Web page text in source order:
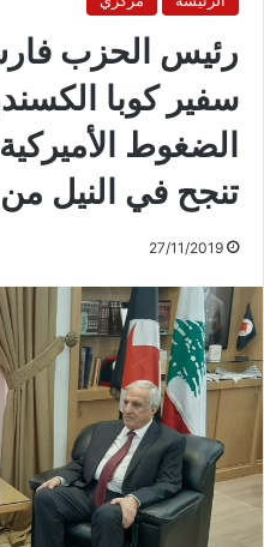
رئيس الحزب
سفير كوبا
الضغوط
تنجح في النيل
27/11/2019